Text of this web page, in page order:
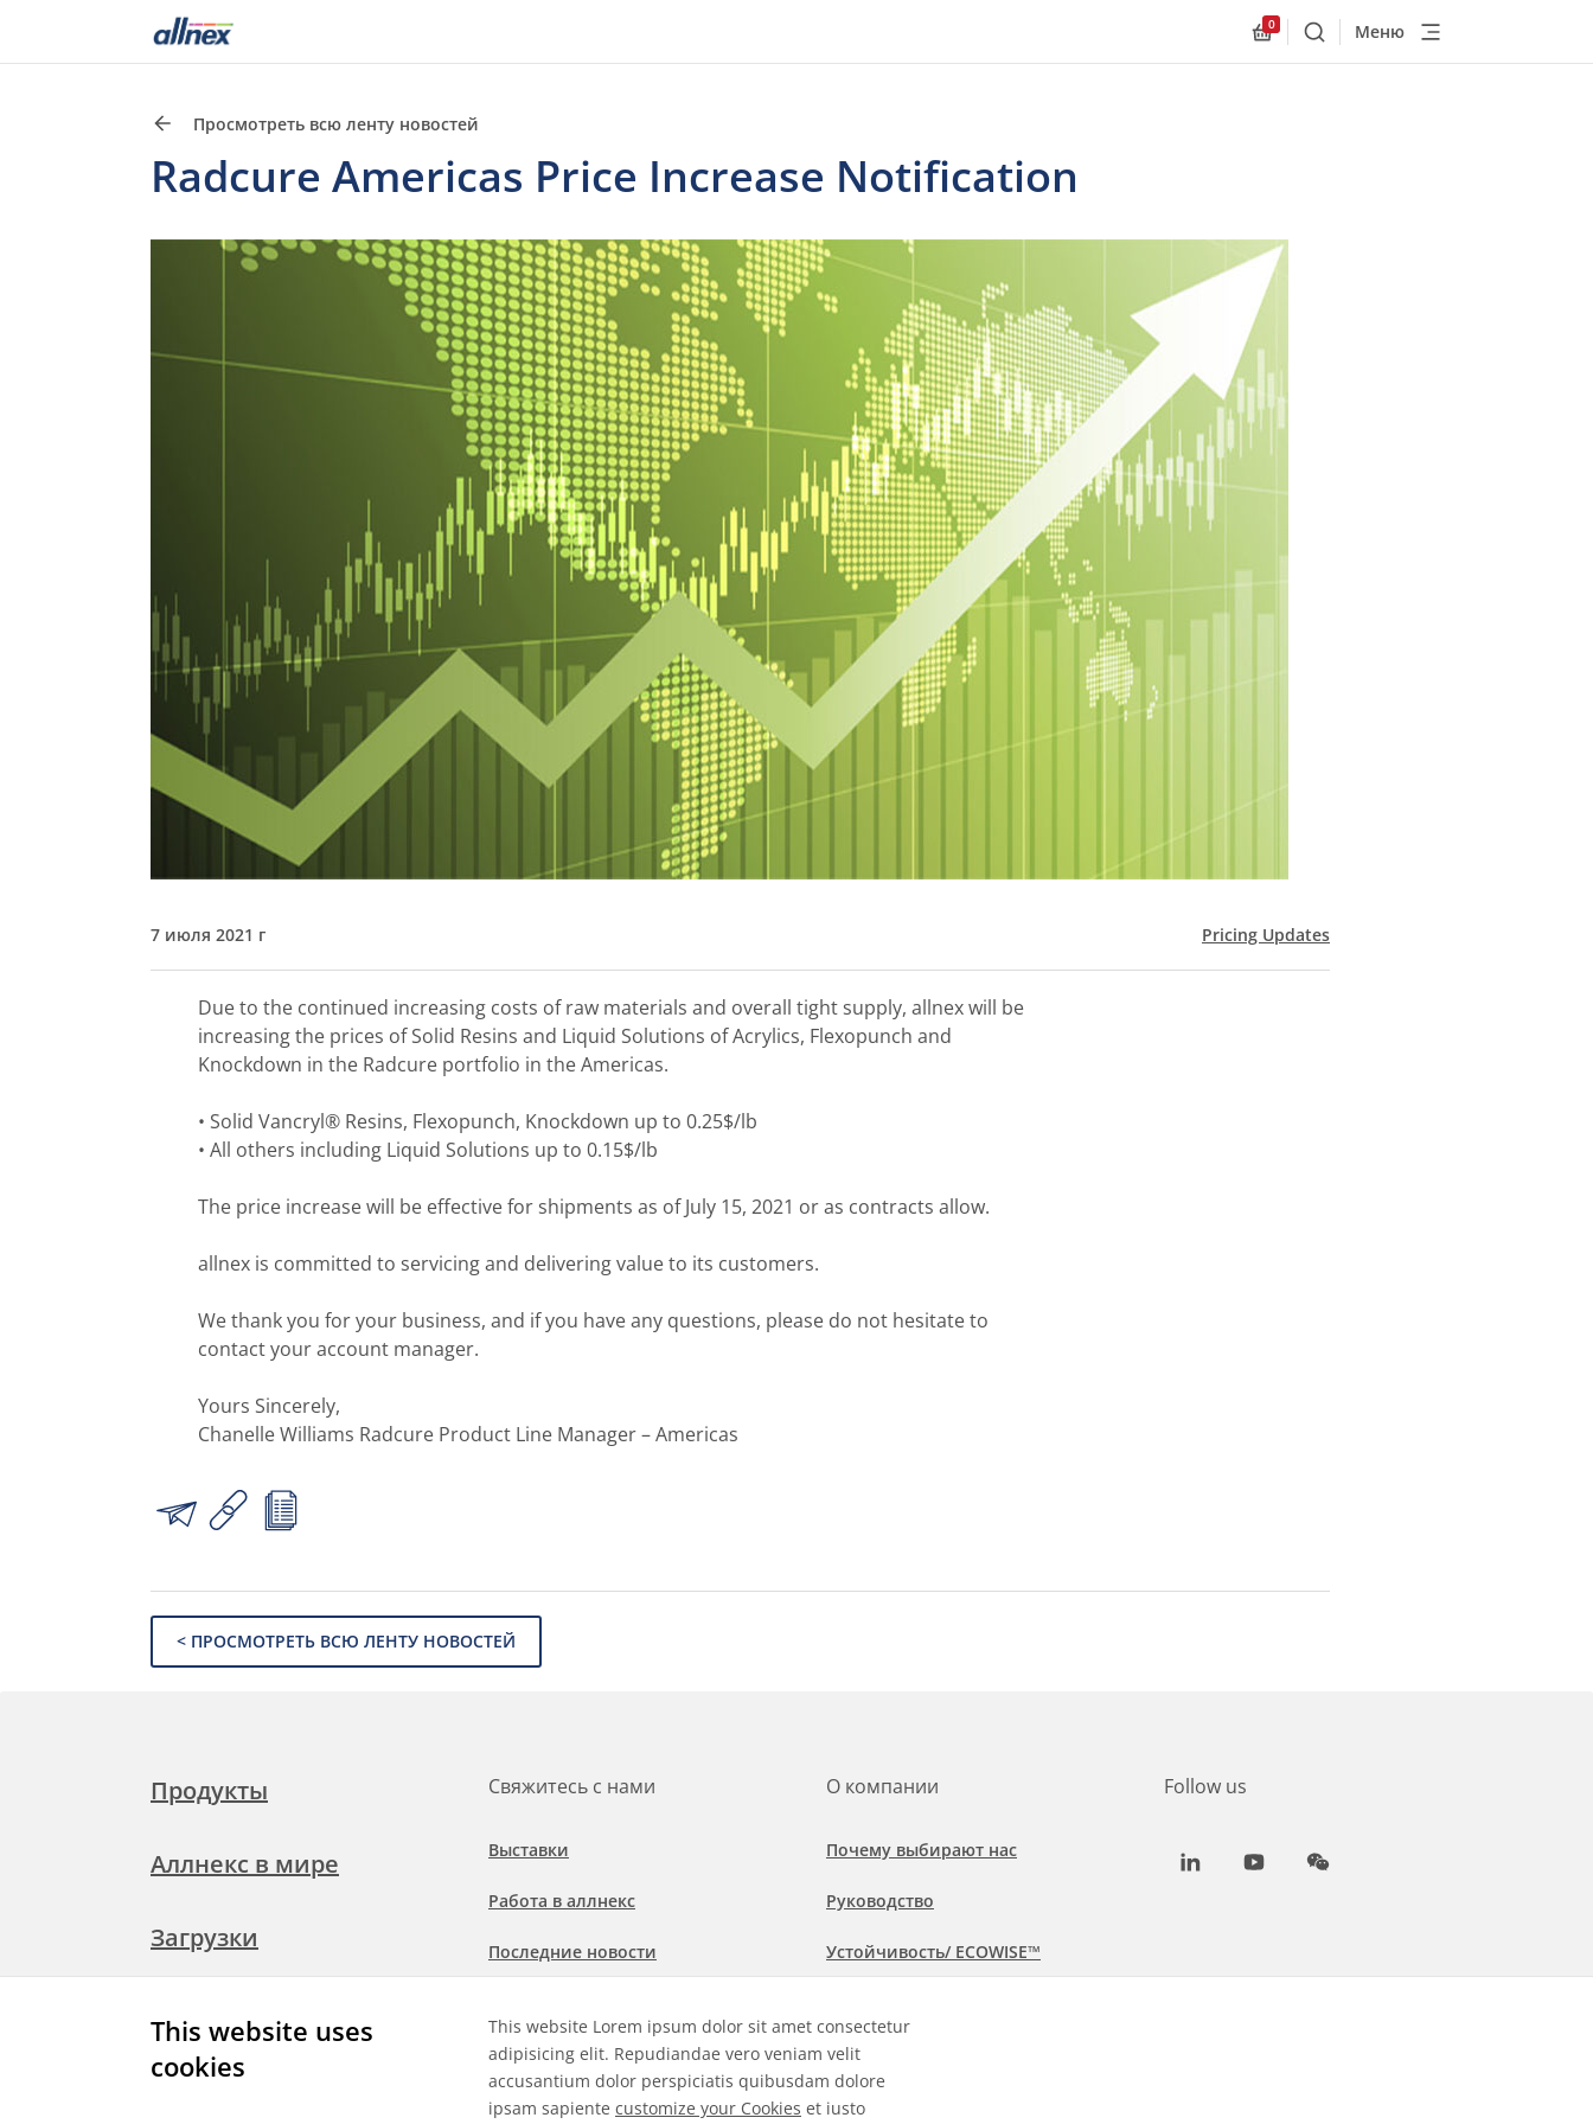
This website uses
cookies
This website Lorem ipsum dolor sit amet consectetur
adipisicing elit. Repudiandae vero veniam velit
accusantium dolor perspiciatis quibusdam dolore
ipsam sapiente customize your Cookies et iusto
Allnex.GeneralResources.Cart
0
ПоискМеню
Просмотреть всю ленту новостей
Radcure Americas Price Increase Notification
7 июля 2021 г Pricing Updates
Due to the continued increasing costs of raw materials and overall tight supply, allnex will be
increasing the prices of Solid Resins and Liquid Solutions of Acrylics, Flexopunch and
Knockdown in the Radcure portfolio in the Americas.
• Solid Vancryl® Resins, Flexopunch, Knockdown up to 0.25$/lb
• All others including Liquid Solutions up to 0.15$/lb
The price increase will be effective for shipments as of July 15, 2021 or as contracts allow.
allnex is committed to servicing and delivering value to its customers.
We thank you for your business, and if you have any questions, please do not hesitate to
contact your account manager.
Yours Sincerely,
Chanelle Williams Radcure Product Line Manager – Americas
< ПРОСМОТРЕТЬ ВСЮ ЛЕНТУ НОВОСТЕЙ
Продукты
Аллнекс в мире
Загрузки
Свяжитесь с нами
Выставки
Работа в аллнекс
Последние новости
применения
О компании
Почему выбирают нас
Руководство
Устойчивость/ ECOWISE™
Follow us
LinkedInYoutubeWeChat